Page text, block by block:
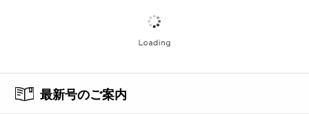
最新号のご案内